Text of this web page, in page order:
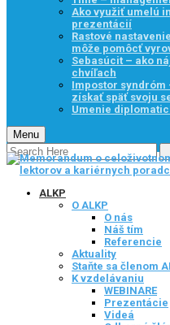
Ako využiť umelú
prezentácií
Rastové
môže pomôcť
Sebasúcit – ako
chvíľach
Impostor syndróm
získať späť svoju
Umenie
Menu
ALKP
O ALKP
O nás
Náš tím
Referencie
Aktuality
Staňte sa členom
K vzdelávaniu
WEBINARE
Prezentácie
Videá